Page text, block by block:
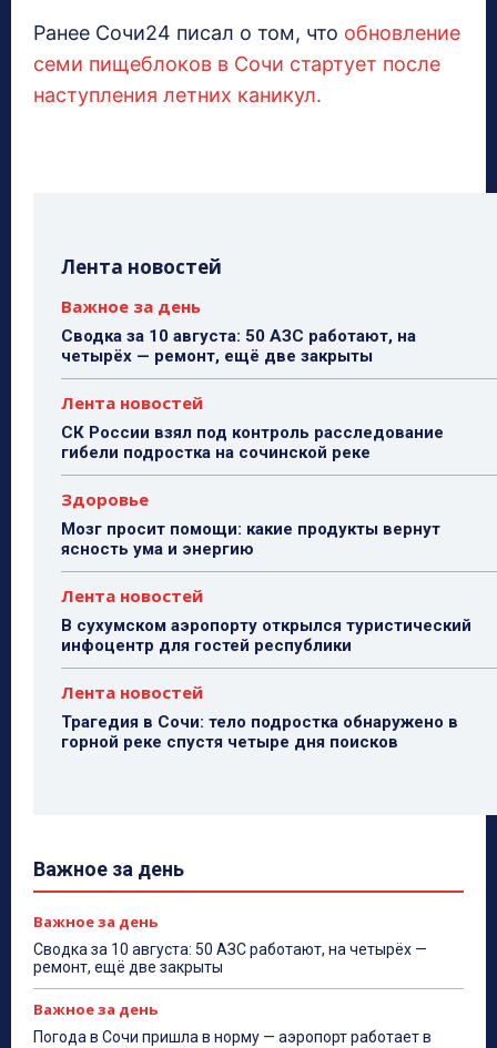
Ранее Сочи24 писал о том, что обновление
семи пищеблоков в Сочи стартует после
наступления летних каникул.
Лента новостей
Важное за день
Сводка за 10 августа: 50 АЗС работают, на
четырёх — ремонт, ещё две закрыты
Лента новостей
СК России взял под контроль расследование
гибели подростка на сочинской реке
Здоровье
Мозг просит помощи: какие продукты вернут
ясность ума и энергию
Лента новостей
В сухумском аэропорту открылся туристический
инфоцентр для гостей республики
Лента новостей
Трагедия в Сочи: тело подростка обнаружено в
горной реке спустя четыре дня поисков
Важное за день
Важное за день
Сводка за 10 августа: 50 АЗС работают, на четырёх —
ремонт, ещё две закрыты
Важное за день
Погода в Сочи пришла в норму — аэропорт работает в